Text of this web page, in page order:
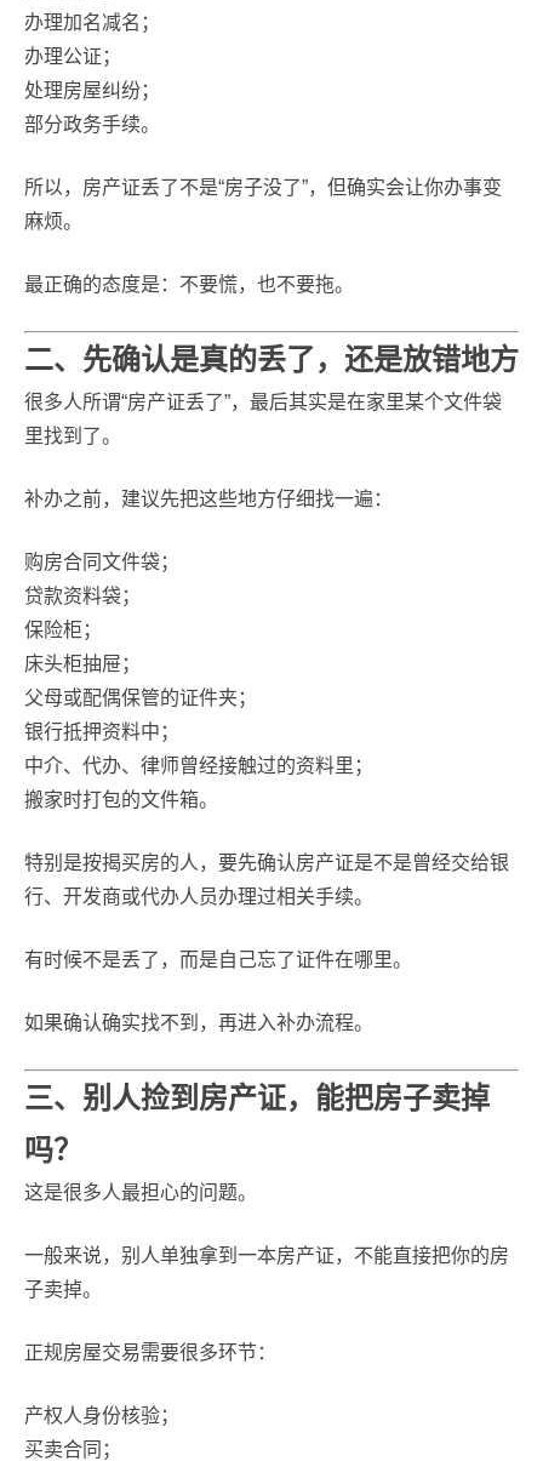
办理加名减名；
办理公证；
处理房屋纠纷；
部分政务手续。
所以，房产证丢了不是“房子没了”，但确实会让你办事变
麻烦。
最正确的态度是：不要慌，也不要拖。
二、先确认是真的丢了，还是放错地方
很多人所谓“房产证丢了”，最后其实是在家里某个文件袋
里找到了。
补办之前，建议先把这些地方仔细找一遍：
购房合同文件袋；
贷款资料袋；
保险柜；
床头柜抽屉；
父母或配偶保管的证件夹；
银行抵押资料中；
中介、代办、律师曾经接触过的资料里；
搬家时打包的文件箱。
特别是按揭买房的人，要先确认房产证是不是曾经交给银
行、开发商或代办人员办理过相关手续。
有时候不是丢了，而是自己忘了证件在哪里。
如果确认确实找不到，再进入补办流程。
三、别人捡到房产证，能把房子卖掉
吗？
这是很多人最担心的问题。
一般来说，别人单独拿到一本房产证，不能直接把你的房
子卖掉。
正规房屋交易需要很多环节：
产权人身份核验；
买卖合同；